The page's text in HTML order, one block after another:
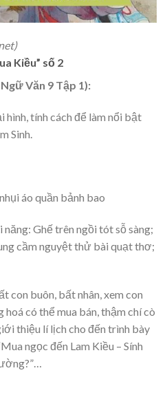
Kiều” số 2
Văn 9 Tập 1):
hình, tính cách để làm nổi bật
Sinh.
áo quần bảnh bao
năng: Ghế trên ngồi tót sỗ sàng;
cầm nguyệt thử bài quạt thơ;
con buôn, bất nhân, xem con
có thể mua bán, thậm chí cò
thiệu lí lịch cho đến trình bày
ngọc đến Lam Kiều – Sính